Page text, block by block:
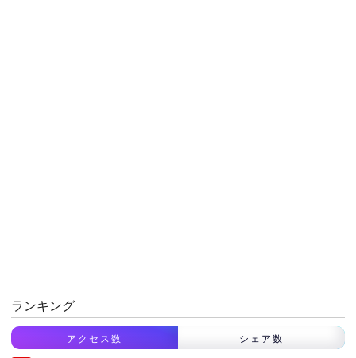
ランキング
アクセス数 シェア数